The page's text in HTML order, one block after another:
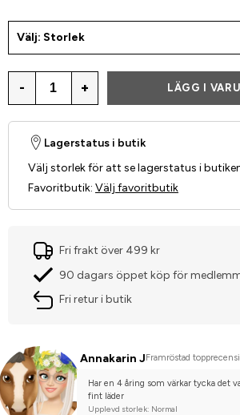
Välj: Storlek
- + LÄGG I
Lagerstatus i butik
Välj storlek för att se lagerstatus i
Favoritbutik: Välj favoritbutik
Fri frakt över 499 kr
90 dagars öppet köp för
Fri retur i butik
Annakarin J Framröstad
Har en 4 åring som värkar tycka det
fint läder
Upplevd storlek: Normal